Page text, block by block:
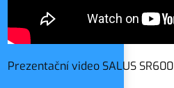
Prezentační video SALUS SR600